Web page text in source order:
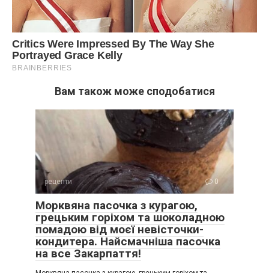
Вам також може сподобатися
рецепти 0
Морквяна пасочка з курагою,
грецьким горіхом та шоколадною
помадою від моєї невісточки-
кондитера. Найсмачніша пасочка
на все Закарпаття!